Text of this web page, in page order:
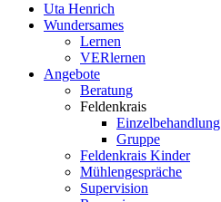
Uta Henrich
Wundersames
Lernen
VERlernen
Angebote
Beratung
Feldenkrais
Einzelbehandlung
Gruppe
Feldenkrais Kinder
Mühlengespräche
Supervision